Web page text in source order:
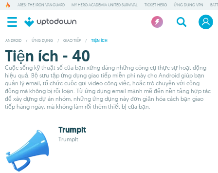
ARES: THE IRON VANGUARD MY HERO ACADEMIA UNITED SURVIVAL TICKET HERO ỨNG DỤNG VPN
ANDROID / ỨNG DỤNG / GIAO TIẾP / TIỆN ÍCH
Tiện ích - 40
Cuộc sống kỹ thuật số của bạn xứng đáng những công cụ thực sự hoạt động
hiệu quả. Bộ sưu tập ứng dụng giao tiếp miễn phí này cho Android giúp bạn
quản lý email, tổ chức cuộc gọi video công việc, hoặc trò chuyện với cộng
đồng mà không bị rối loạn. Từ ứng dụng email mạnh mẽ đến nền tảng hợp tác
để xây dựng dự án nhóm, những ứng dụng này đơn giản hóa cách bạn giao
tiếp hàng ngày, mà không làm rối thêm thiết bị của bạn.
Trumpit
TrumpIt